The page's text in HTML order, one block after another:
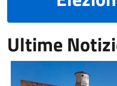
Ultime